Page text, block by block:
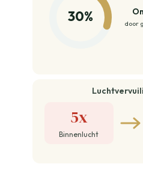
30% door
5x
Binnenlucht